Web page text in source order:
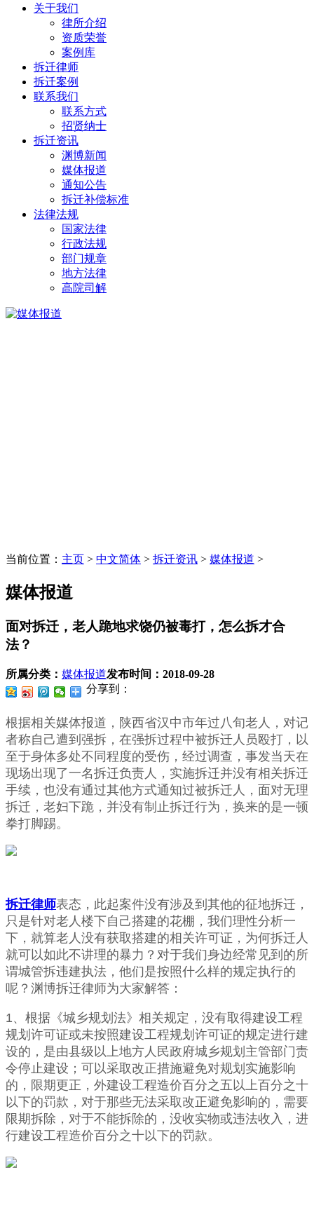
关于我们
律所介绍
资质荣誉
案例库
拆迁律师
拆迁案例
联系我们
联系方式
招贤纳士
拆迁资讯
渊博新闻
媒体报道
通知公告
拆迁补偿标准
法律法规
国家法律
行政法规
部门规章
地方法律
高院司解
当前位置： 主页 > 中文简体 > 拆迁资讯 > 媒体报道 >
媒体报道
面对拆迁，老人跪地求饶仍被毒打，怎么拆才合
法？
所属分类： 媒体报道发布时间： 2018-09-28
分享到：
根据相关媒体报道，陕西省汉中市年过八旬老人，对记
者称自己遭到强拆，在强拆过程中被拆迁人员殴打，以
至于身体多处不同程度的受伤，经过调查，事发当天在
现场出现了一名拆迁负责人，实施拆迁并没有相关拆迁
手续，也没有通过其他方式通知过被拆迁人，面对无理
拆迁，老妇下跪，并没有制止拆迁行为，换来的是一顿
拳打脚踢。
拆迁律师表态，此起案件没有涉及到其他的征地拆迁，
只是针对老人楼下自己搭建的花棚，我们理性分析一
下，就算老人没有获取搭建的相关许可证，为何拆迁人
就可以如此不讲理的暴力？对于我们身边经常见到的所
谓城管拆违建执法，他们是按照什么样的规定执行的
呢？渊博拆迁律师为大家解答：
1、根据《城乡规划法》相关规定，没有取得建设工程
规划许可证或未按照建设工程规划许可证的规定进行建
设的，是由县级以上地方人民政府城乡规划主管部门责
令停止建设；可以采取改正措施避免对规划实施影响
的，限期更正，外建设工程造价百分之五以上百分之十
以下的罚款，对于那些无法采取改正避免影响的，需要
限期拆除，对于不能拆除的，没收实物或违法收入，进
行建设工程造价百分之十以下的罚款。